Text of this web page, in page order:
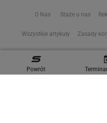
Powrót
O Nas Staże u nas
Wszystkie artykuły Zasady